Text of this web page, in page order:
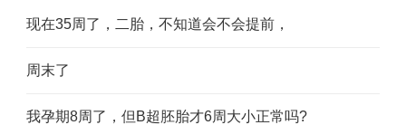
现在35周了，二胎，不知道会不会提前，
周末了
我孕期8周了，但B超胚胎才6周大小正常吗?